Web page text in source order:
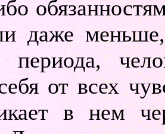
даже меньше,
периода,
от всех
в нем